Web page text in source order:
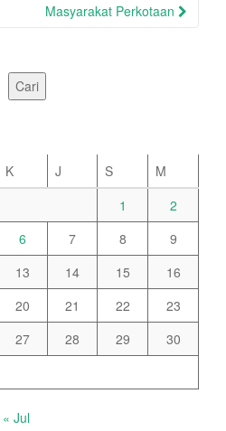
Masyarakat Perkotaan
Cari
K J S
M
1
2
6 7 8
9
13 14 15
16
20 21 22
23
27 28 29
30
« Jul